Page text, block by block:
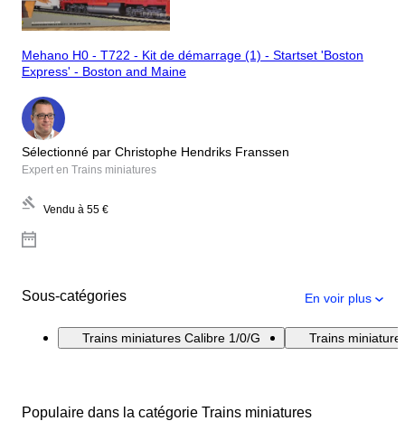
Mehano H0 - T722 - Kit de démarrage (1) - Startset 'Boston
Express' - Boston and Maine
Sélectionné par Christophe Hendriks Franssen
Expert en Trains miniatures
Vendu à 55 €
Sous-catégories En voir plus
Trains miniatures Calibre 1/0/G Trains
Populaire dans la catégorie Trains miniatures